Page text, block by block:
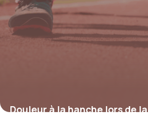
Douleur à la hanche lors de